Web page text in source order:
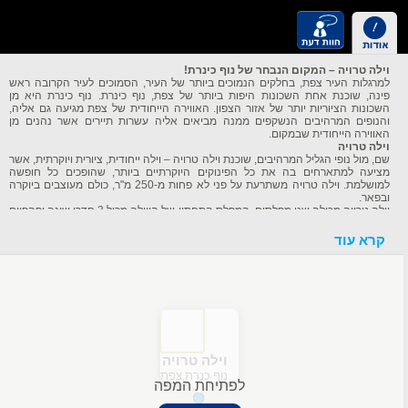
וילה טרויה – המקום הנבחר של נוף כינרת!
למרגלות העיר צפת, בחלקים הנמוכים ביותר של העיר, הסמוכים לעיר הקרובה ראש
פינה, שוכנת אחת השכונות היפות ביותר של צפת, נוף כינרת. נוף כינרת היא מן
השכונות הציוריות יותר של אזור הצפון. האווירה הייחודית של צפת מגיעה גם אליה,
והנופים המרהיבים הנשקפים ממנה מביאים אליה עשרות תיירים אשר נהנים מן
האווירה הייחודית שבמקום.
וילה טרויה
שם, מול נופי הגליל המרהיבים, שוכנת וילה טרויה – וילה ייחודית, ציורית ויוקרתית, אשר
מציעה למתארחים בה את כל הפינוקים היוקרתיים ביותר, שהופכים כל חופשה
למושלמת. וילה טרויה משתרעת על פני לא פחות מ-250 מ"ר, כולם מעוצבים ביוקרה
ובפאר.
וילה טרויה מכילה שני מפלסים. המפלס התחתון של הווילה מכיל 3 חדרי שינה יפהפיים
חדר רחצה אישי מלא בפינוקים ריחניים ויוקרתיים, טלוויזיה גדולה, ארונות מעוצבים
ביוקרה, ועוד. המפלס העליון של וילה טוריה מכיל חדר שינה נוסף, עם כל הפינוקים
מערכת הגברה איכותית, ערכת קריוקי מושלמת עם כל האבזרים הנלווים, פינת אוכל
בחלקה החיצוני של וילה טרויה תמצאו בריכת שחייה מדהימה, אשר מאפשרת פינוקים
בכל חודשי השנה, בזכות החימום האיכותי שלה בעונת החורף. בחצר גם מיטות שיזוף,
ג'קוזי זרמים, פינות ישיבה מרהיבות, פינות ברביקיו ועוד הרבה מאד פינוקים והנאות.
וילה טרויה מותאמת במיוחד לזוגות, משפחות וקבוצות. ניתן לערוך בה מסיבות קטנות
קרא עוד
לפתיחת המפה
וילה טרויה
נוף כנרת,צפת